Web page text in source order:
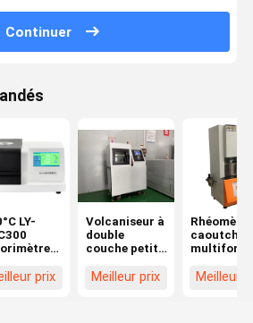
Continuer
LY-
DSC
prix
Volcaniseur à
double
couche petit
de presse à
Meilleur prix
de gestion
Meilleur